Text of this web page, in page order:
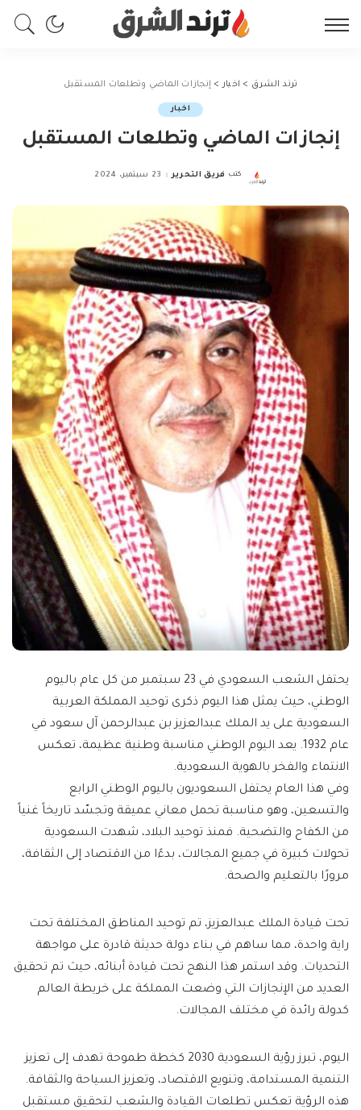
ترند الشرق > اخبار > إنجازات الماضي وتطلعات المستقبل
اخبار
إنجازات الماضي وتطلعات المستقبل
Posted
كتب فريق التحرير 23 سبتمبر، 2024
يحتفل الشعب السعودي في 23 سبتمبر من كل عام باليوم
الوطني، حيث يمثل هذا اليوم ذكرى توحيد المملكة العربية
السعودية على يد الملك عبدالعزيز بن عبدالرحمن آل سعود في
عام 1932. يعد اليوم الوطني مناسبة وطنية عظيمة، تعكس
الانتماء والفخر بالهوية السعودية.
وفي هذا العام يحتفل السعوديون باليوم الوطني الرابع
والتسعين، وهو مناسبة تحمل معاني عميقة وتجسّد تاريخاً غنياً
من الكفاح والتضحية. فمنذ توحيد البلاد، شهدت السعودية
تحولات كبيرة في جميع المجالات، بدءًا من الاقتصاد إلى الثقافة،
مرورًا بالتعليم والصحة.
تحت قيادة الملك عبدالعزيز، تم توحيد المناطق المختلفة تحت
راية واحدة، مما ساهم في بناء دولة حديثة قادرة على مواجهة
التحديات. وقد استمر هذا النهج تحت قيادة أبنائه، حيث تم تحقيق
العديد من الإنجازات التي وضعت المملكة على خريطة العالم
كدولة رائدة في مختلف المجالات.
اليوم، تبرز رؤية السعودية 2030 كخطة طموحة تهدف إلى تعزيز
التنمية المستدامة، وتنويع الاقتصاد، وتعزيز السياحة والثقافة.
هذه الرؤية تعكس تطلعات القيادة والشعب لتحقيق مستقبل